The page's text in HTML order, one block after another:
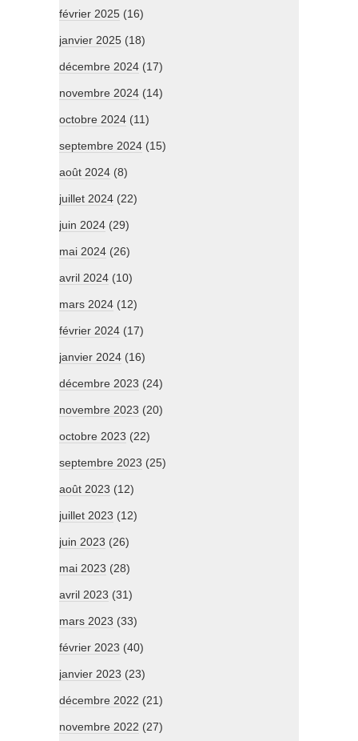
février 2025 (16)
janvier 2025 (18)
décembre 2024 (17)
novembre 2024 (14)
octobre 2024 (11)
septembre 2024 (15)
août 2024 (8)
juillet 2024 (22)
juin 2024 (29)
mai 2024 (26)
avril 2024 (10)
mars 2024 (12)
février 2024 (17)
janvier 2024 (16)
décembre 2023 (24)
novembre 2023 (20)
octobre 2023 (22)
septembre 2023 (25)
août 2023 (12)
juillet 2023 (12)
juin 2023 (26)
mai 2023 (28)
avril 2023 (31)
mars 2023 (33)
février 2023 (40)
janvier 2023 (23)
décembre 2022 (21)
novembre 2022 (27)